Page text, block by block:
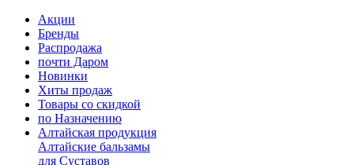
Акции
Бренды
Распродажа
почти Даром
Новинки
Хиты продаж
Товары со скидкой
по Назначению
Алтайская продукция
Алтайские бальзамы
для Суставов